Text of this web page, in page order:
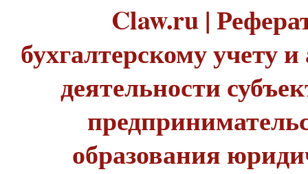
Claw.ru |
бухгалтерскому учету
деятельности
образования